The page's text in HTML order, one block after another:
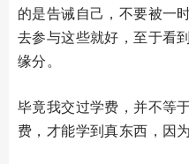
的是告诫自己，不要被一
去参与这些就好，至于看
缘分。
毕竟我交过学费，并不等
费，才能学到真东西，因